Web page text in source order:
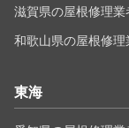
滋賀県の屋根修理業
和歌山県の屋根修理
東海